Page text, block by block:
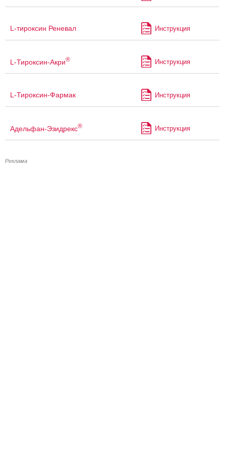
L-тироксин Реневал Инструкция
L-Тироксин-Акри® Инструкция
L-Тироксин-Фармак Инструкция
Адельфан-Эзидрекс® Инструкция
Реклама